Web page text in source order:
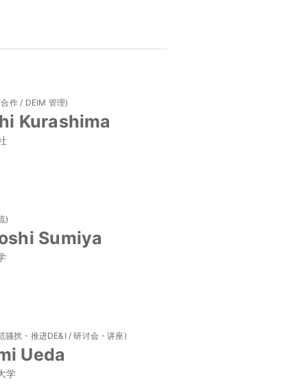
作 / DEIM 管理)
Kurashima
)
Sumiya
骚扰・推进DE&I / 研讨会・讲座)
Ueda
学